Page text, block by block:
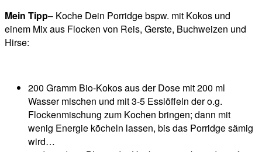
Mein Tipp– Koche Dein Porridge bspw. mit Kokos und
einem Mix aus Flocken von Reis, Gerste, Buchweizen und
Hirse:
200 Gramm Bio-Kokos aus der Dose mit 200 ml
Wasser mischen und mit 3-5 Esslöffeln der o.g.
Flockenmischung zum Kochen bringen; dann mit
wenig Energie köcheln lassen, bis das Porridge sämig
wird…